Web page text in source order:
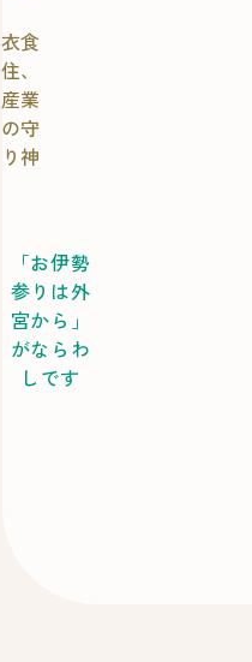
衣食
住、
産業
の守
り神
「お伊勢
参りは外
宮から」
がならわ
しです